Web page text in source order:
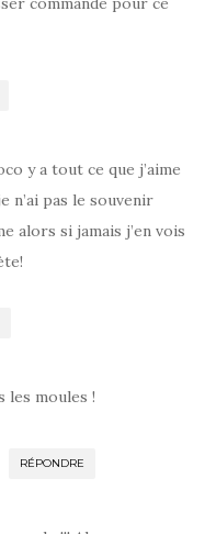
y a tout ce que j’aime
n’ai pas le souvenir
alors si jamais j’en vois
les moules !
RÉPONDRE